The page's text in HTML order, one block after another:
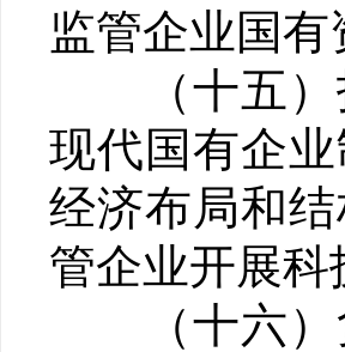
监管企业国
（十五）指
现代国有企
经济布局和
管企业开展
（十六）负